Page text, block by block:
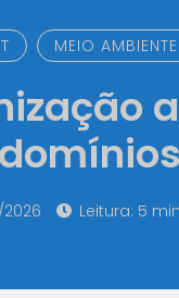
MEIO AMBIENTE
Leitura: 5 min